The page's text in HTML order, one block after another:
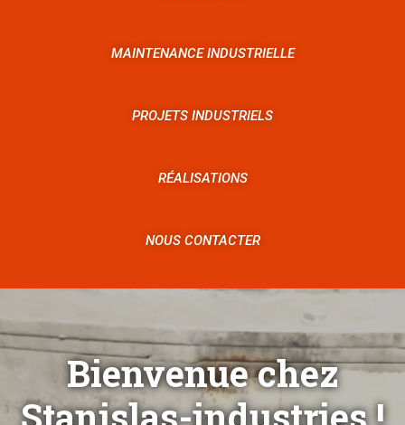
MAINTENANCE INDUSTRIELLE
PROJETS INDUSTRIELS
RÉALISATIONS
NOUS CONTACTER
Bienvenue chez